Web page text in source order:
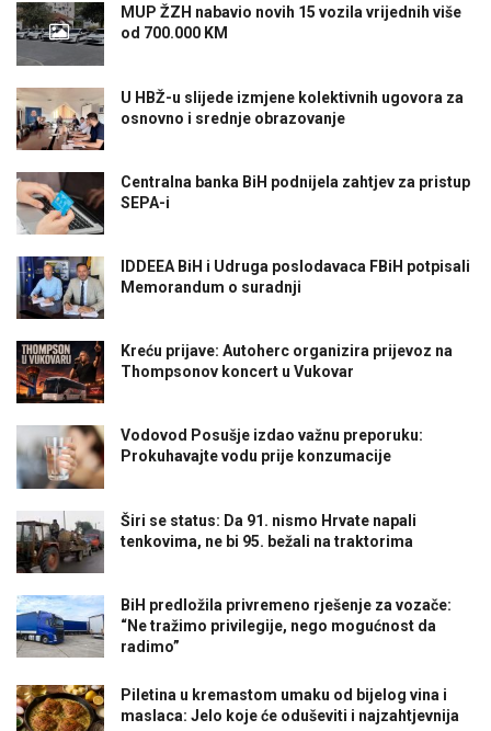
MUP ŽZH nabavio novih 15 vozila vrijednih više
od 700.000 KM
U HBŽ-u slijede izmjene kolektivnih ugovora za
osnovno i srednje obrazovanje
Centralna banka BiH podnijela zahtjev za pristup
SEPA-i
IDDEEA BiH i Udruga poslodavaca FBiH potpisali
Memorandum o suradnji
Kreću prijave: Autoherc organizira prijevoz na
Thompsonov koncert u Vukovar
Vodovod Posušje izdao važnu preporuku:
Prokuhavajte vodu prije konzumacije
Širi se status: Da 91. nismo Hrvate napali
tenkovima, ne bi 95. bežali na traktorima
BiH predložila privremeno rješenje za vozače:
“Ne tražimo privilegije, nego mogućnost da
radimo”
Piletina u kremastom umaku od bijelog vina i
maslaca: Jelo koje će oduševiti i najzahtjevnija